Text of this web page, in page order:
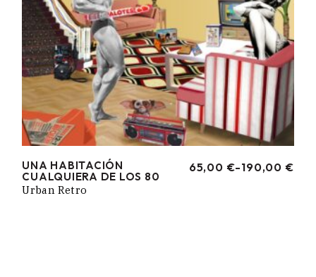
UNA HABITACIÓN
CUALQUIERA DE LOS 80
65,00 €-190,00 €
RANGO
Urban Retro